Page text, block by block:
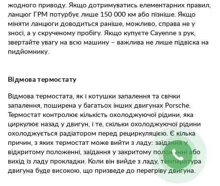
жодного приводу. Якщо дотримуватись елементарних правил,
ланцюг ГРМ потурбує лише 150 000 км або пізніше. Якщо
міняти ланцюги доводиться раніше, можливо, справа не у
зносі, а у скрученому пробігу. Якщо купуєте Cayenne з рук,
звертайте увагу на всю машину – важлива не лише підвіска на
пидйомнику.
Відмова термостату
Відмова термостата, як і котушки запалення та свічки
запалення, поширена у багатьох інших двигунах Porsche.
Термостат контролює кількість охолоджуючої рідини, яка
циркулює назад у двигун, і те, скільки охолоджуючої рідини
охолоджується радіатором перед рециркуляцією. Є кілька
причин, з яких термостат може вийти з ладу: заїдання у
відкритому положенні, заїдання у закритому положенні або
вихід із ладу прокладки. Коли він вийде з ладу, температура
двигуна буде високою, що призведе до перегріву двигуна.